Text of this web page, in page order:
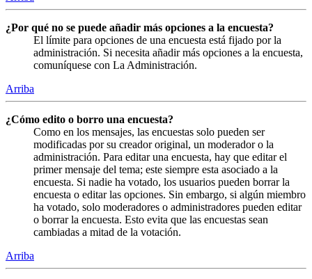
¿Por qué no se puede añadir más opciones a la encuesta?
El límite para opciones de una encuesta está fijado por la
administración. Si necesita añadir más opciones a la encuesta,
comuníquese con La Administración.
Arriba
¿Cómo edito o borro una encuesta?
Como en los mensajes, las encuestas solo pueden ser
modificadas por su creador original, un moderador o la
administración. Para editar una encuesta, hay que editar el
primer mensaje del tema; este siempre esta asociado a la
encuesta. Si nadie ha votado, los usuarios pueden borrar la
encuesta o editar las opciones. Sin embargo, si algún miembro
ha votado, solo moderadores o administradores pueden editar
o borrar la encuesta. Esto evita que las encuestas sean
cambiadas a mitad de la votación.
Arriba